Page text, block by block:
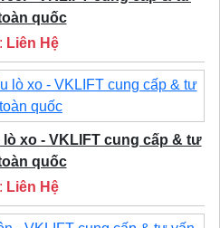
quốc
Liên Hệ
xo - VKLIFT cung cấp & tư
quốc
Liên Hệ